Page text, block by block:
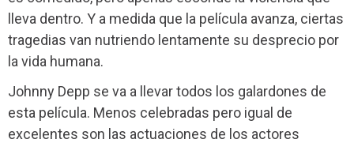
lleva dentro. Y a medida que la película avanza, ciertas
tragedias van nutriendo lentamente su desprecio por
la vida humana.
Johnny Depp se va a llevar todos los galardones de
esta película. Menos celebradas pero igual de
excelentes son las actuaciones de los actores